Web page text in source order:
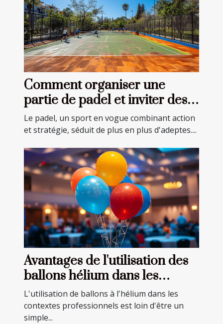
Comment organiser une
partie de padel et inviter des
joueurs près de chez vous
Le padel, un sport en vogue combinant action
et stratégie, séduit de plus en plus d'adeptes....
Avantages de l'utilisation des
ballons hélium dans les
événements professionnels
L'utilisation de ballons à l'hélium dans les
contextes professionnels est loin d'être un
simple...